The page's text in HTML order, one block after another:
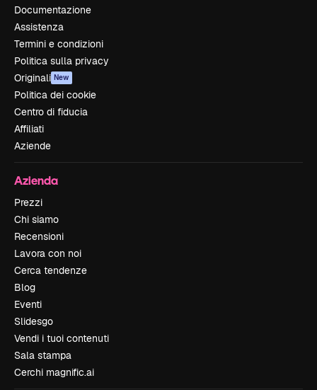
Documentazione
Assistenza
Termini e condizioni
Politica sulla privacy
Originali New
Politica dei cookie
Centro di fiducia
Affiliati
Aziende
Azienda
Prezzi
Chi siamo
Recensioni
Lavora con noi
Cerca tendenze
Blog
Eventi
Slidesgo
Vendi i tuoi contenuti
Sala stampa
Cerchi magnific.ai